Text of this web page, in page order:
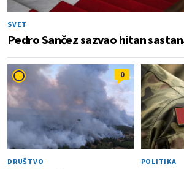
SVET
Pedro Sančez sazvao hitan
0
DRUŠTVO POLITIKA